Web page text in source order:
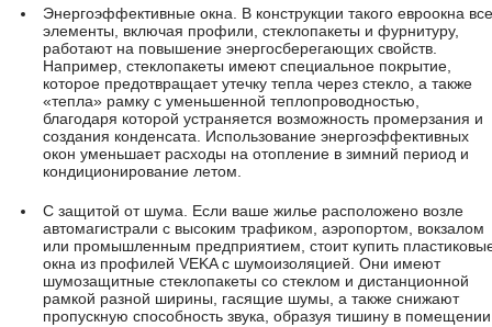
Энергоэффективные окна. В конструкции такого евроокна все
элементы, включая профили, стеклопакеты и фурнитуру,
работают на повышение энергосберегающих свойств.
Например, стеклопакеты имеют специальное покрытие,
которое предотвращает утечку тепла через стекло, а также
«тепла» рамку с уменьшенной теплопроводностью,
благодаря которой устраняется возможность промерзания и
создания конденсата. Использование энергоэффективных
окон уменьшает расходы на отопление в зимний период и
кондиционирование летом.
С защитой от шума. Если ваше жилье расположено возле
автомагистрали с высоким трафиком, аэропортом, вокзалом
или промышленным предприятием, стоит купить
окна из профилей VEKA с шумоизоляцией. Они имеют
шумозащитные стеклопакеты со стеклом и дистанционной
рамкой разной ширины, гасящие шумы, а также снижают
пропускную способность звука, образуя тишину в